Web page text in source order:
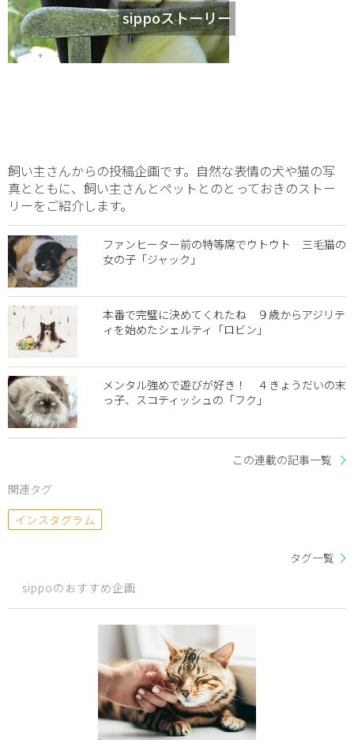
sippoストーリー
飼い主さんからの投稿企画です。自然な表情の犬や猫の写
真とともに、飼い主さんとペットとのとっておきのストー
リーをご紹介します。
ファンヒーター前の特等席でウトウト 三毛猫の
女の子「ジャック」
本番で完璧に決めてくれたね ９歳からアジリテ
ィを始めたシェルティ「ロビン」
メンタル強めで遊びが好き！ ４きょうだいの末
っ子、スコティッシュの「フク」
この連載の記事一覧
関連タグ
インスタグラム
タグ一覧
sippoのおすすめ企画